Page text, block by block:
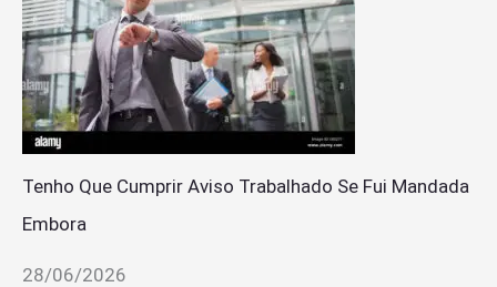
Tenho Que Cumprir Aviso Trabalhado Se Fui Mandada
Embora
28/06/2026